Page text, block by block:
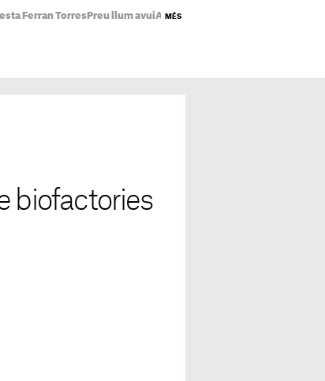
Ferran Torres Preu llum avuiAbdul El-Sayed
MÉS
biofactories